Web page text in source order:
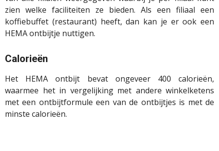
zien welke faciliteiten ze bieden. Als een filiaal een
koffiebuffet (restaurant) heeft, dan kan je er ook een
HEMA ontbijtje nuttigen.
Calorieën
Het HEMA ontbijt bevat ongeveer 400 calorieën,
waarmee het in vergelijking met andere winkelketens
met een ontbijtformule een van de ontbijtjes is met de
minste calorieën.